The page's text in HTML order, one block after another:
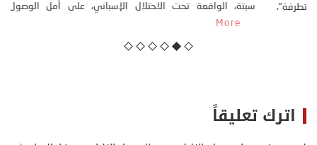
كتب: منذر بالضيافي بدأت قصتي مع التغييرات المناخية ” المتطرفة”،
منذ نهاية ثمانينات القرن الماضي، حين أطردنا ...
اترك تعليقاً